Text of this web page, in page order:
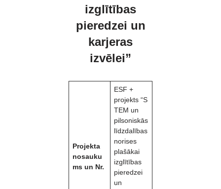
izglītības
pieredzei un
karjeras
izvēlei”
Projekta
nosauku
ms un Nr.
ESF +
projekts “S
TEM un
pilsoniskās
līdzdalības
norises
plašākai
izglītības
pieredzei
un